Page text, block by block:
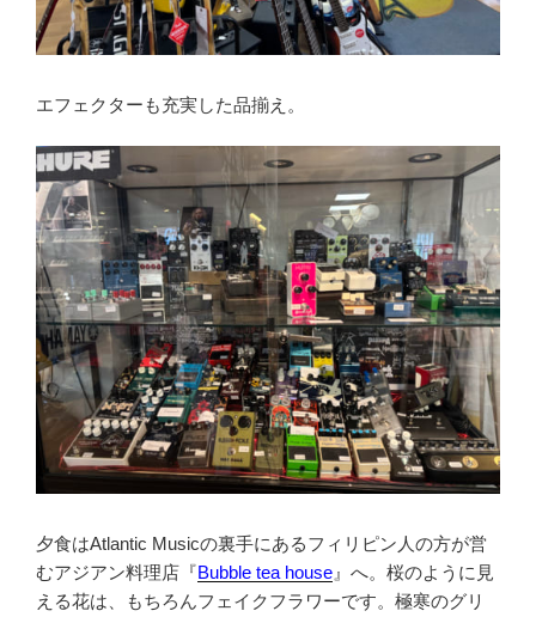
エフェクターも充実した品揃え。
夕食はAtlantic Musicの裏手にあるフィリピン人の方が営
むアジアン料理店『Bubble tea house 』へ。桜のように見
える花は、もちろんフェイクフラワーです。極寒のグリ